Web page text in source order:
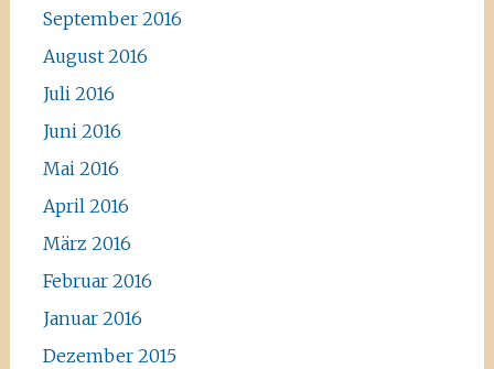
September 2016
August 2016
Juli 2016
Juni 2016
Mai 2016
April 2016
März 2016
Februar 2016
Januar 2016
Dezember 2015